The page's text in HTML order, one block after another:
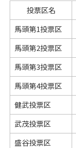
投票区名
馬頭第1投票区
馬頭第2投票区
馬頭第3投票区
馬頭第4投票区
健武投票区
武茂投票区
盛谷投票区